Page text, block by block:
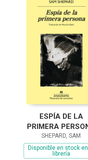
ESPÍA DE LA
PRIMERA
SHEPARD, SAM
Disponible en stock
librería